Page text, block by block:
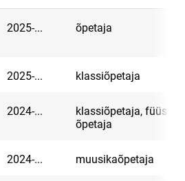
2025-... õpetaja
2025-... klassiõpetaja
2024-...
klassiõpetaja, füüsika
õpetaja
2024-... muusikaõpetaja